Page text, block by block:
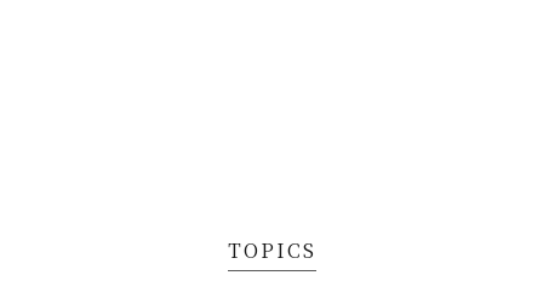
TOPICS